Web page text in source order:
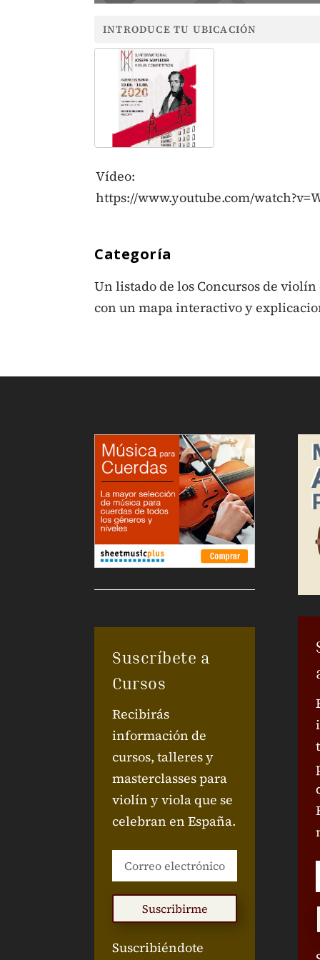
Vídeo:
https://www.youtube.com/
Categoría
Un listado de los Concursos de
con un mapa interactivo y
Suscríbete a
Cursos
Recibirás
información de
cursos, talleres y
masterclasses para
violín y viola que se
celebran en España.
Suscribirme
Suscribiéndote